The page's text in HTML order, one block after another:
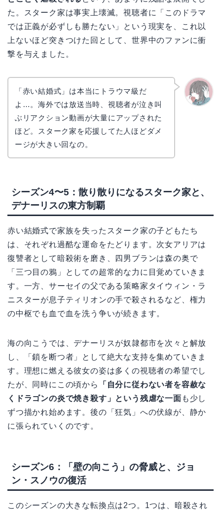
た。スターク家は事実上壊滅。視聴者に「このドラマ
では正義が必ずしも勝たない」という現実を、これ以
上ないほど突きつけた回として、世界中のファンに衝
撃を与えました。
「赤い結婚式」は本当にトラウマ級だ
よ…。海外では放送当時、視聴者が泣き叫
ぶリアクション動画が大量にアップされた
ほど。スターク家を応援してた人ほどダメ
ージが大きい回なの。
シーズン4〜5：散り散りになるスターク家と、
デナーリスの東方制覇
赤い結婚式で家族を失ったスターク家の子どもたち
は、それぞれ過酷な運命をたどります。次女アリアは
復讐者として暗殺術を磨き、四男ブランは森の奥で
「三つ目の鴉」としての超常的な力に目覚めていきま
す。一方、サーセイの父である策略家タイウィン・ラ
ニスターが息子ティリオンの手で殺されるなど、権力
の中枢でも血で血を洗う争いが続きます。
海の向こうでは、デナーリスが奴隷都市を次々と解放
し、「鎖を断つ者」として絶大な支持を集めていきま
す。理想に燃える彼女の姿は多くの視聴者の希望でし
たが、同時にこの頃から
「自分に従わない者を容赦な
くドラゴンの炎で焼き殺す」という残虐な一面 も少し
ずつ描かれ始めます。後の「狂気」への伏線が、静か
に張られていくのです。
シーズン6：「壁の向こう」の脅威と、ジョ
ン・スノウの復活
このシーズンの大きな転換点は2つ。1つは、暗殺され